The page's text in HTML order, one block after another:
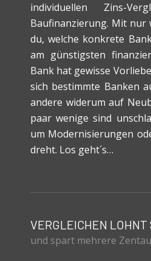
individuellen Zins-
Baufinanzierung. Mit nur
du, welche konkrete
am günstigsten
Bank hat gewisse
sich bestimmte Banken
andere widerum auf
paar wenige sind
um Modernisierungen
dreht. Los geht´s…
VERGLEICHEN LOHNT
und spart mehrere